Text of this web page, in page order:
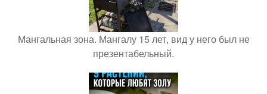
Мангальная зона. Мангалу 15 лет, вид у него был не
презентабельный.